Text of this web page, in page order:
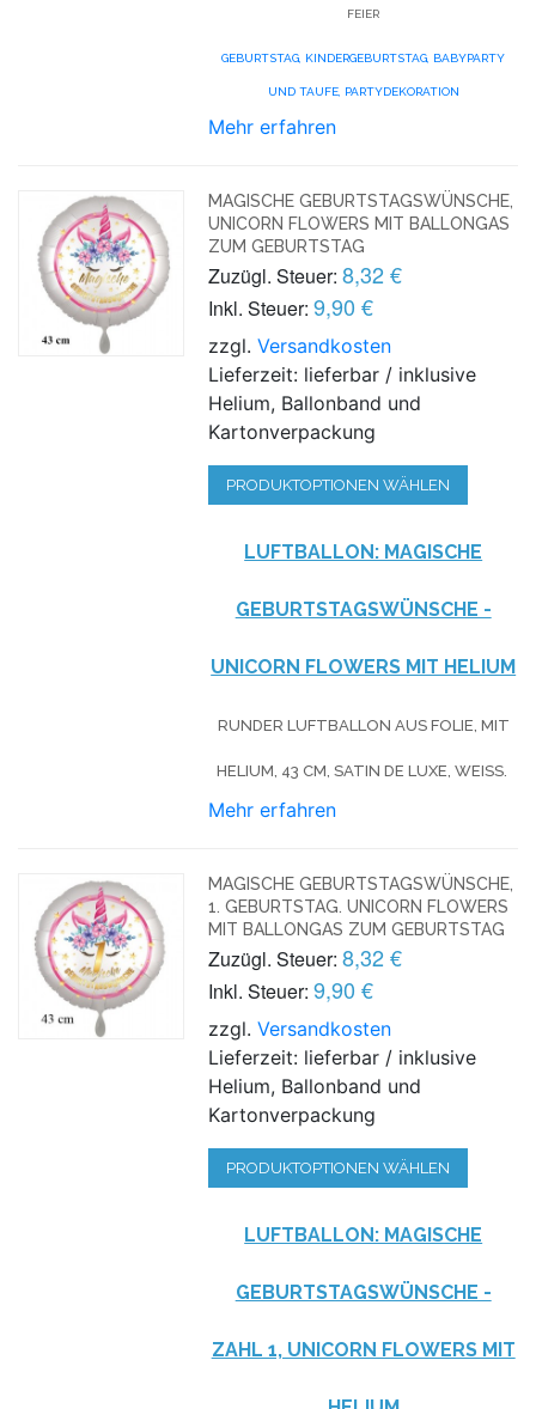
FEIER
GEBURTSTAG, KINDERGEBURTSTAG, BABYPARTY
UND TAUFE, PARTYDEKORATION
Mehr erfahren
MAGISCHE GEBURTSTAGSWÜNSCHE,
UNICORN FLOWERS MIT BALLONGAS
ZUM GEBURTSTAG
Zuzügl. Steuer: 8,32 €
Inkl. Steuer: 9,90 €
zzgl.Versandkosten
Lieferzeit: lieferbar / inklusive
Helium, Ballonband und
Kartonverpackung
PRODUKTOPTIONEN WÄHLEN
LUFTBALLON: MAGISCHE
GEBURTSTAGSWÜNSCHE -
UNICORN FLOWERS MIT HELIUM
RUNDER LUFTBALLON AUS FOLIE, MIT
HELIUM, 43 CM, SATIN DE LUXE, WEISS.
Mehr erfahren
MAGISCHE GEBURTSTAGSWÜNSCHE,
1. GEBURTSTAG. UNICORN FLOWERS
MIT BALLONGAS ZUM GEBURTSTAG
Zuzügl. Steuer: 8,32 €
Inkl. Steuer: 9,90 €
zzgl.Versandkosten
Lieferzeit: lieferbar / inklusive
Helium, Ballonband und
Kartonverpackung
PRODUKTOPTIONEN WÄHLEN
LUFTBALLON: MAGISCHE
GEBURTSTAGSWÜNSCHE -
ZAHL 1, UNICORN FLOWERS MIT